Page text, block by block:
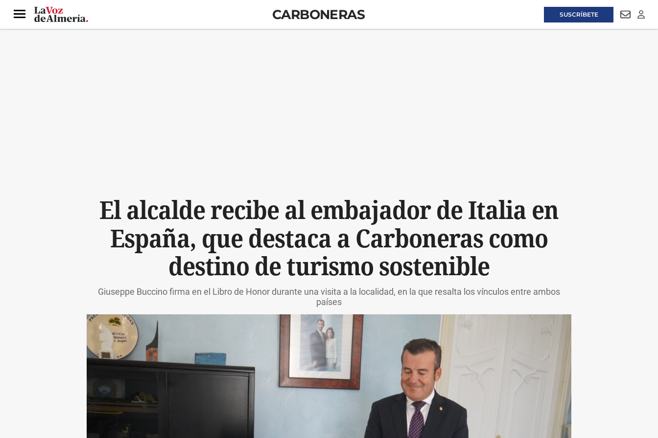
SUSCRÍBETE
Menú CARBONERAS
El alcalde recibe al embajador de Italia en
España, que destaca a Carboneras como
destino de turismo sostenible
Giuseppe Buccino firma en el Libro de Honor durante una visita a la localidad, en la que resalta los vínculos entre ambos
países